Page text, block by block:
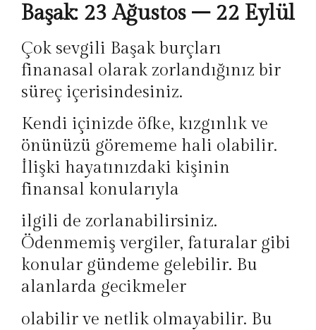
Başak: 23 Ağustos – 22 Eylül
Çok sevgili Başak burçları
finanasal olarak zorlandığınız bir
süreç içerisindesiniz.
Kendi içinizde öfke, kızgınlık ve
önünüzü görememe hali olabilir.
İlişki hayatınızdaki kişinin
finansal konularıyla
ilgili de zorlanabilirsiniz.
Ödenmemiş vergiler, faturalar gibi
konular gündeme gelebilir. Bu
alanlarda gecikmeler
olabilir ve netlik olmayabilir. Bu